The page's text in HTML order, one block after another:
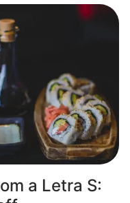
a Letra S: